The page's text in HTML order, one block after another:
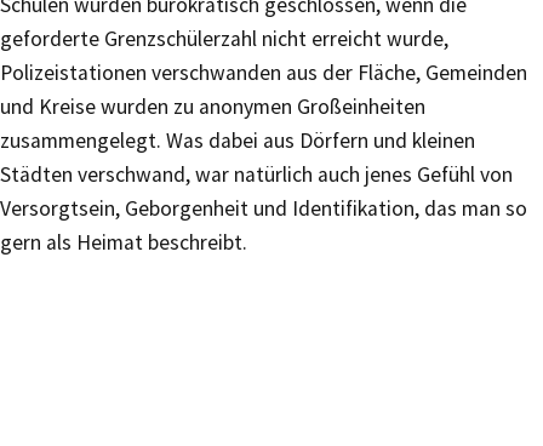
geforderte Grenzschülerzahl nicht erreicht wurde,
Polizeistationen verschwanden aus der Fläche, Gemeinden
und Kreise wurden zu anonymen Großeinheiten
zusammengelegt. Was dabei aus Dörfern und kleinen
Städten verschwand, war natürlich auch jenes Gefühl von
Versorgtsein, Geborgenheit und Identifikation, das man so
gern als Heimat beschreibt.